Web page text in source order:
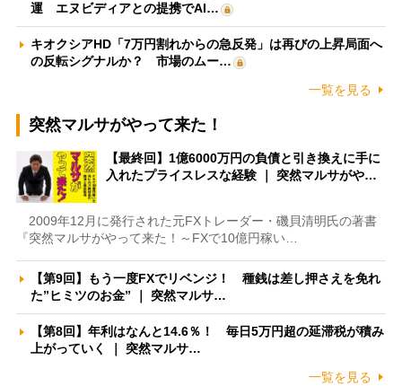
運 エヌビディアとの提携でAI…
キオクシアHD「7万円割れからの急反発」は再びの上昇局面へ
の反転シグナルか？ 市場のムー…
一覧を見る
突然マルサがやって来た！
【最終回】1億6000万円の負債と引き換えに手に
入れたプライスレスな経験 ｜ 突然マルサがや…
2009年12月に発行された元FXトレーダー・磯貝清明氏の著書
『突然マルサがやって来た！～FXで10億円稼い…
【第9回】もう一度FXでリベンジ！ 種銭は差し押さえを免れ
た”ヒミツのお金” ｜ 突然マルサ…
【第8回】年利はなんと14.6％！ 毎日5万円超の延滞税が積み
上がっていく ｜ 突然マルサ…
一覧を見る